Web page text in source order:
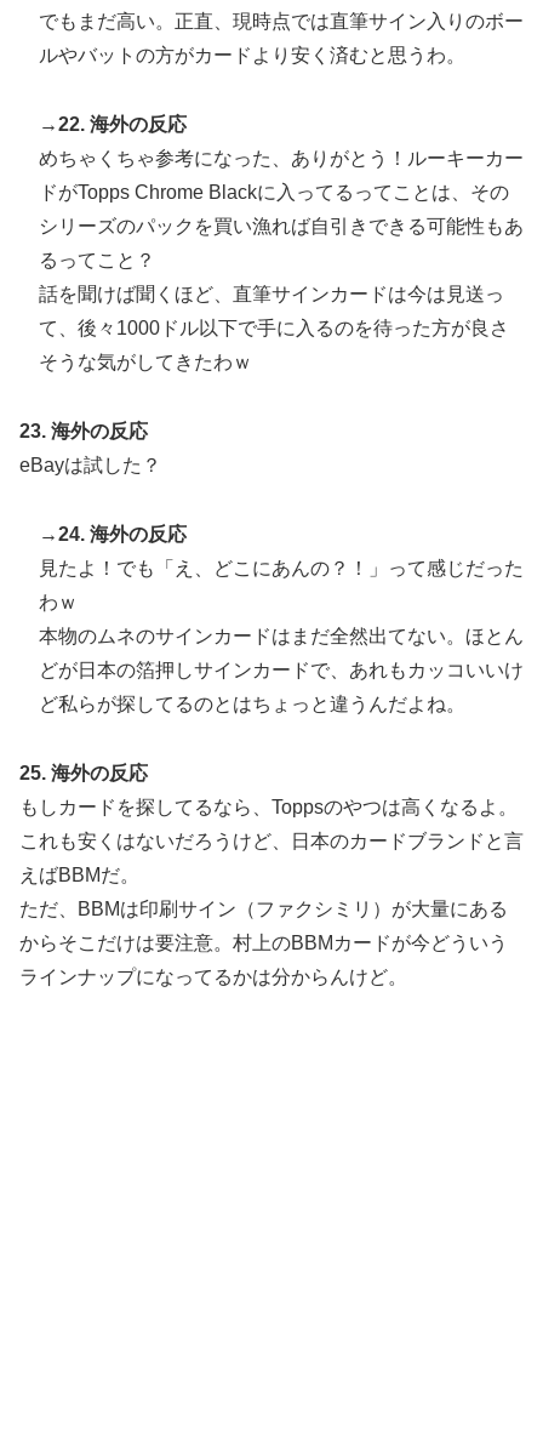
でもまだ高い。正直、現時点では直筆サイン入りのボー
ルやバットの方がカードより安く済むと思うわ。
→22. 海外の反応
めちゃくちゃ参考になった、ありがとう！ルーキーカー
ドがTopps Chrome Blackに入ってるってことは、その
シリーズのパックを買い漁れば自引きできる可能性もあ
るってこと？
話を聞けば聞くほど、直筆サインカードは今は見送っ
て、後々1000ドル以下で手に入るのを待った方が良さ
そうな気がしてきたわｗ
23. 海外の反応
eBayは試した？
→24. 海外の反応
見たよ！でも「え、どこにあんの？！」って感じだった
わｗ
本物のムネのサインカードはまだ全然出てない。ほとん
どが日本の箔押しサインカードで、あれもカッコいいけ
ど私らが探してるのとはちょっと違うんだよね。
25. 海外の反応
もしカードを探してるなら、Toppsのやつは高くなるよ。
これも安くはないだろうけど、日本のカードブランドと言
えばBBMだ。
ただ、BBMは印刷サイン（ファクシミリ）が大量にある
からそこだけは要注意。村上のBBMカードが今どういう
ラインナップになってるかは分からんけど。